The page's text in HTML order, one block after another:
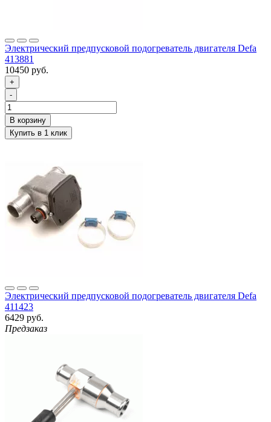
Электрический предпусковой подогреватель двигателя Defa
413881
10450 руб.
+
-
Электрический предпусковой подогреватель двигателя Defa
411423
6429 руб.
Предзаказ